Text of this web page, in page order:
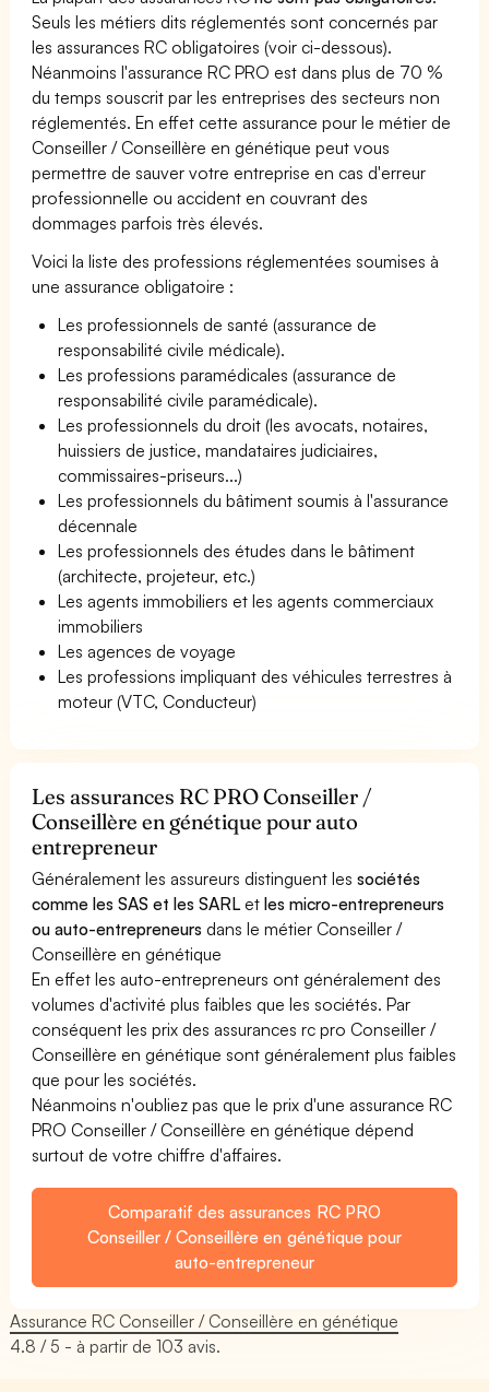
Seuls les métiers dits réglementés sont concernés par
les assurances RC obligatoires (voir ci-dessous).
Néanmoins l'assurance RC PRO est dans plus de 70 %
du temps souscrit par les entreprises des secteurs non
réglementés. En effet cette assurance pour le métier de
Conseiller / Conseillère en génétique peut vous
permettre de sauver votre entreprise en cas d'erreur
professionnelle ou accident en couvrant des
dommages parfois très élevés.
Voici la liste des professions réglementées soumises à
une assurance obligatoire :
Les professionnels de santé (assurance de
responsabilité civile médicale).
Les professions paramédicales (assurance de
responsabilité civile paramédicale).
Les professionnels du droit (les avocats, notaires,
huissiers de justice, mandataires judiciaires,
commissaires-priseurs...)
Les professionnels du bâtiment soumis à l'assurance
décennale
Les professionnels des études dans le bâtiment
(architecte, projeteur, etc.)
Les agents immobiliers et les agents commerciaux
immobiliers
Les agences de voyage
Les professions impliquant des véhicules terrestres à
moteur (VTC, Conducteur)
Les assurances RC PRO Conseiller /
Conseillère en génétique pour auto
entrepreneur
Généralement les assureurs distinguent lessociétés
comme les SAS et les SARL etles micro-entrepreneurs
ou auto-entrepreneurs dans le métier Conseiller /
Conseillère en génétique
En effet les auto-entrepreneurs ont généralement des
volumes d'activité plus faibles que les sociétés. Par
conséquent les prix des assurances rc pro Conseiller /
Conseillère en génétique sont généralement plus faibles
que pour les sociétés.
Néanmoins n'oubliez pas que le prix d'une assurance RC
PRO Conseiller / Conseillère en génétique dépend
surtout de votre chiffre d'affaires.
Comparatif des assurances RC PRO
Conseiller / Conseillère en génétique pour
auto-entrepreneur
Assurance RC Conseiller / Conseillère en génétique
4.8 / 5 - à partir de103 avis.